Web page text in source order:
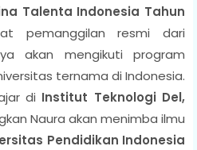
Talenta Indonesia Tahun
pemanggilan resmi dari
akan mengikuti program
ternama di Indonesia.
di Institut TeknologiDel,
Naura akan menimba ilmu
Pendidikan Indonesia